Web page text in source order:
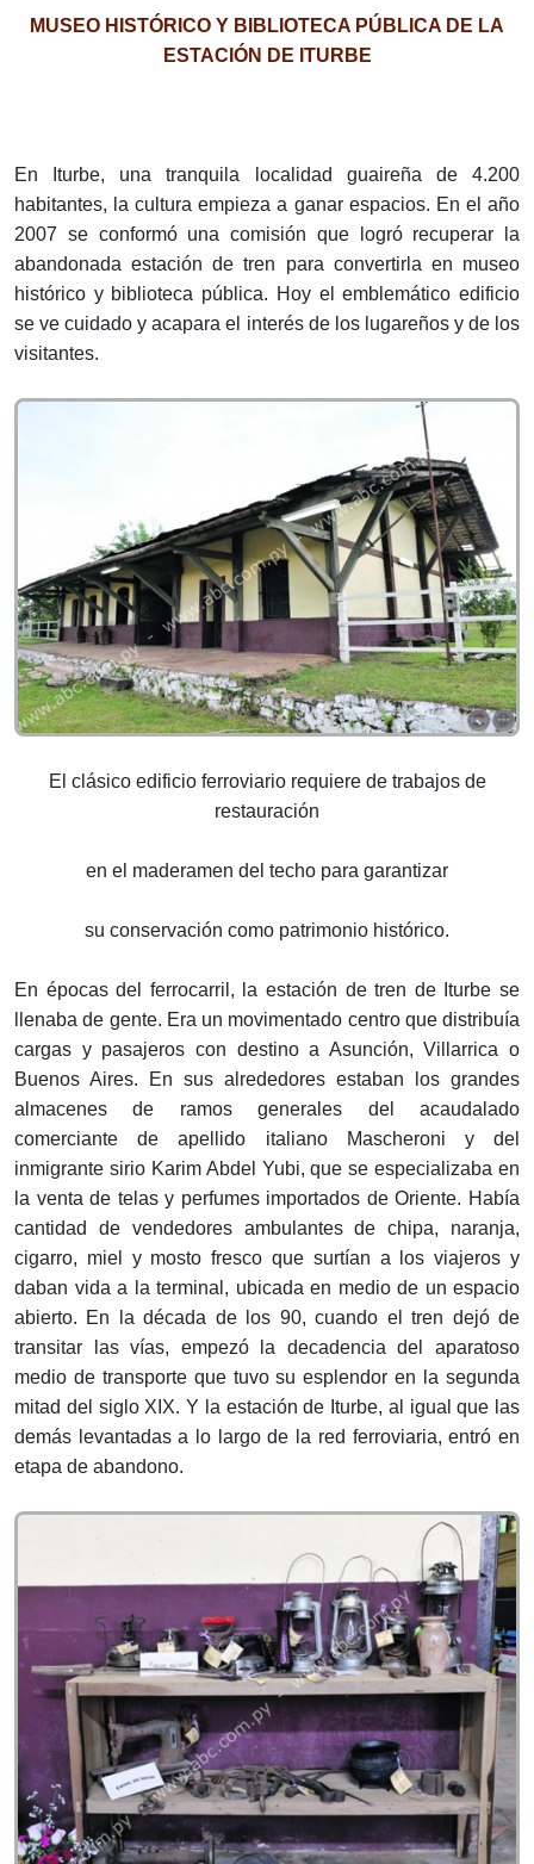
MUSEO HISTÓRICO Y BIBLIOTECA PÚBLICA DE LA
ESTACIÓN DE ITURBE
En Iturbe, una tranquila localidad guaireña de 4.200
habitantes, la cultura empieza a ganar espacios. En el año
2007 se conformó una comisión que logró recuperar la
abandonada estación de tren para convertirla en museo
histórico y biblioteca pública. Hoy el emblemático edificio
se ve cuidado y acapara el interés de los lugareños y de los
visitantes.
El clásico edificio ferroviario requiere de trabajos de
restauración
en el maderamen del techo para garantizar
su conservación como patrimonio histórico.
En épocas del ferrocarril, la estación de tren de Iturbe se
llenaba de gente. Era un movimentado centro que distribuía
cargas y pasajeros con destino a Asunción, Villarrica o
Buenos Aires. En sus alrededores estaban los grandes
almacenes de ramos generales del acaudalado
comerciante de apellido italiano Mascheroni y del
inmigrante sirio Karim Abdel Yubi, que se especializaba en
la venta de telas y perfumes importados de Oriente. Había
cantidad de vendedores ambulantes de chipa, naranja,
cigarro, miel y mosto fresco que surtían a los viajeros y
daban vida a la terminal, ubicada en medio de un espacio
abierto. En la década de los 90, cuando el tren dejó de
transitar las vías, empezó la decadencia del aparatoso
medio de transporte que tuvo su esplendor en la segunda
mitad del siglo XIX. Y la estación de Iturbe, al igual que las
demás levantadas a lo largo de la red ferroviaria, entró en
etapa de abandono.